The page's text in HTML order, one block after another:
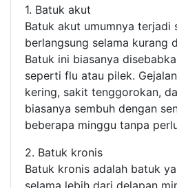
1. Batuk akut
Batuk akut umumnya
berlangsung selama kurang
Batuk ini biasanya
seperti flu atau pilek.
kering, sakit tenggorokan,
biasanya sembuh dengan
beberapa minggu tanpa
2. Batuk kronis
Batuk kronis adalah batuk
selama lebih dari delapan